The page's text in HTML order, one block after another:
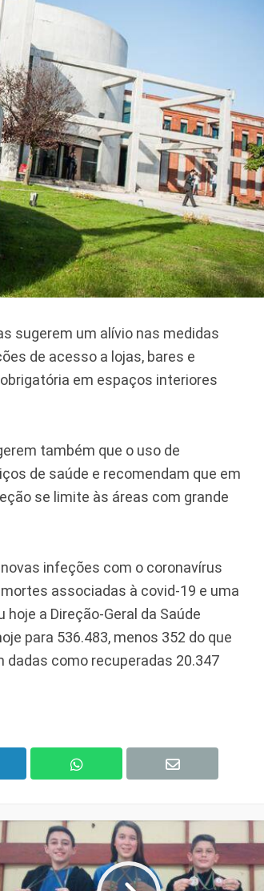
sugerem um alívio nas medidas
de acesso a lojas, bares e
em espaços interiores
também que o uso de
de saúde e recomendam que em
se limite às áreas com grande
infeções com o coronavírus
associadas à covid-19 e uma
a Direção-Geral da Saúde
para 536.483, menos 352 do que
como recuperadas 20.347